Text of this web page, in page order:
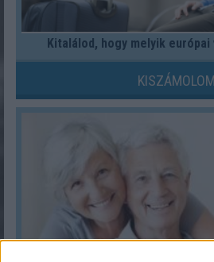
Kitalálod, hogy melyik